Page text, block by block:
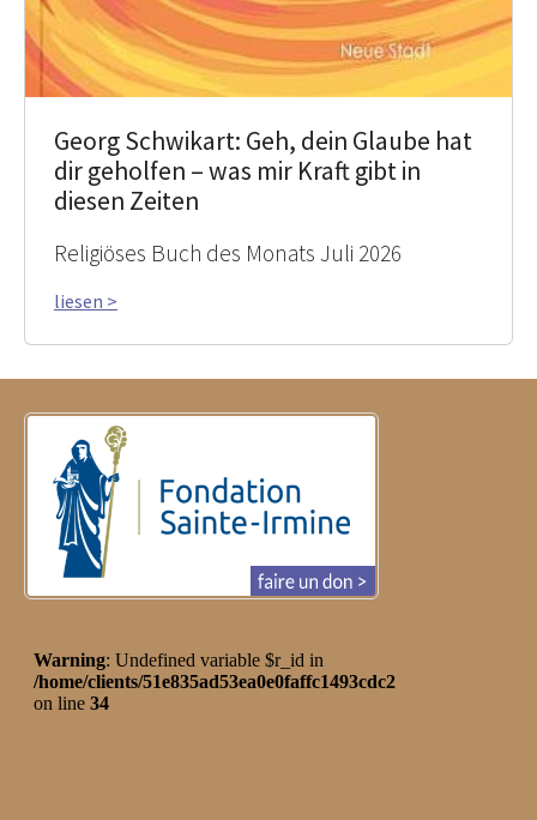
Georg Schwikart: Geh, dein Glaube hat
dir geholfen – was mir Kraft gibt in
diesen Zeiten
Religiöses Buch des Monats Juli 2026
liesen >